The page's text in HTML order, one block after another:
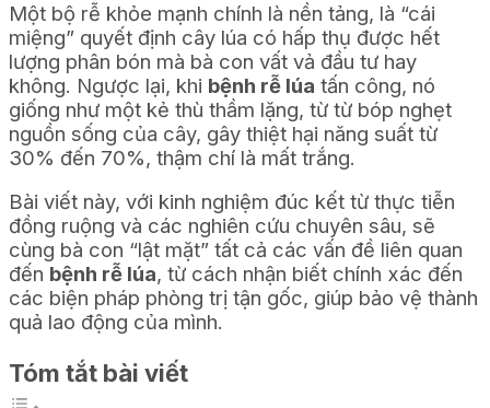
Một bộ rễ khỏe mạnh chính là nền tảng, là “cái
miệng” quyết định cây lúa có hấp thụ được hết
lượng phân bón mà bà con vất vả đầu tư hay
không. Ngược lại, khi bệnh rễ lúa tấn công, nó
giống như một kẻ thù thầm lặng, từ từ bóp nghẹt
nguồn sống của cây, gây thiệt hại năng suất từ
30% đến 70%, thậm chí là mất trắng.
Bài viết này, với kinh nghiệm đúc kết từ thực tiễn
đồng ruộng và các nghiên cứu chuyên sâu, sẽ
cùng bà con “lật mặt” tất cả các vấn đề liên quan
đến bệnh rễ lúa, từ cách nhận biết chính xác đến
các biện pháp phòng trị tận gốc, giúp bảo vệ thành
quả lao động của mình.
Tóm tắt bài viết